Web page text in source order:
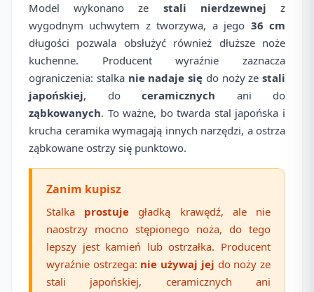
Model wykonano ze stali nierdzewnej z
wygodnym uchwytem z tworzywa, a jego 36 cm
długości pozwala obsłużyć również dłuższe noże
kuchenne. Producent wyraźnie zaznacza
ograniczenia: stalka nie nadaje się do noży ze stali
japońskiej, do ceramicznych ani do
ząbkowanych. To ważne, bo twarda stal japońska i
krucha ceramika wymagają innych narzędzi, a ostrza
ząbkowane ostrzy się punktowo.
Zanim kupisz
Stalka prostuje gładką krawędź, ale nie
naostrzy mocno stępionego noża, do tego
lepszy jest kamień lub ostrzałka. Producent
wyraźnie ostrzega: nie używaj jej do noży ze
stali japońskiej, ceramicznych ani